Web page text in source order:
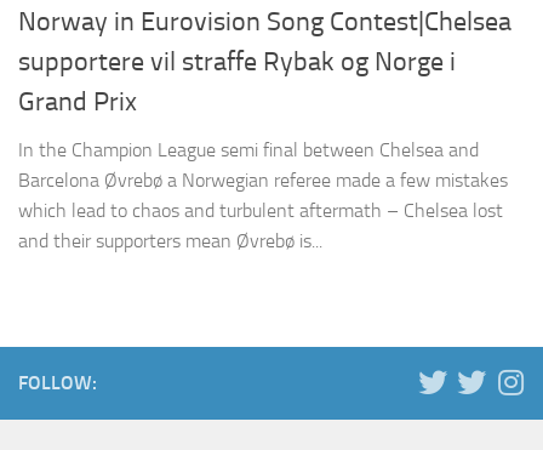
Norway in Eurovision Song Contest|Chelsea
supportere vil straffe Rybak og Norge i
Grand Prix
In the Champion League semi final between Chelsea and
Barcelona Øvrebø a Norwegian referee made a few mistakes
which lead to chaos and turbulent aftermath – Chelsea lost
and their supporters mean Øvrebø is...
FOLLOW: